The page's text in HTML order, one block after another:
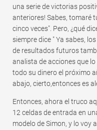
una serie de victorias
anteriores! Sabes, tomaré
cinco veces". Pero, ¿qué
siempre dice " Ya sabes,
de resultados futuros
analista de acciones que
todo su dinero el próximo
abajo, cierto,entonces es
Entonces, ahora el truco
12 celdas de entrada en
modelo de Simon, y lo voy